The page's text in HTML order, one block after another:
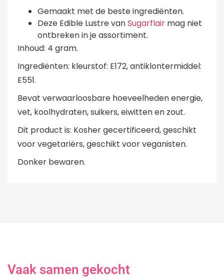
Gemaakt met de beste ingrediënten.
Deze Edible Lustre vanSugarflair mag niet
ontbreken in je assortiment.
Inhoud: 4 gram.
Ingrediënten: kleurstof: E172, antiklontermiddel:
E551.
Bevat verwaarloosbare hoeveelheden energie,
vet, koolhydraten, suikers, eiwitten en zout.
Dit product is: Kosher gecertificeerd, geschikt
voor vegetariërs, geschikt voor veganisten.
Donker bewaren.
Vaak samen gekocht